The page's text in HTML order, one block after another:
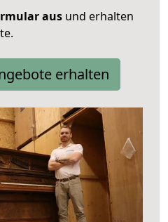
aus und erhalten
erhalten